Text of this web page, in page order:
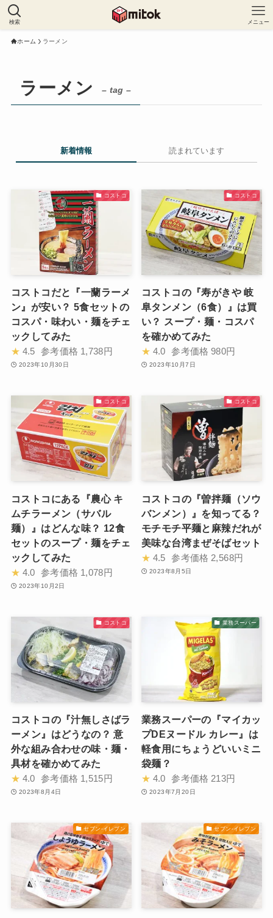
検索 メニュー
ホーム ラーメン
ラーメン – tag –
新着情報 読まれています
コストコ
コストコだと『一蘭ラーメ
ン』が安い？ 5食セットの
コスパ・味わい・麺をチェ
ックしてみた
★ 4.5 参考価格 1,738円
2023年10月30日
コストコ
コストコの『寿がきや 岐
阜タンメン（6食）』は買
い？ スープ・麺・コスパ
を確かめてみた
★ 4.0 参考価格 980円
2023年10月7日
コストコ
コストコにある『農心 キ
ムチラーメン（サバル
麺）』はどんな味？ 12食
セットのスープ・麺をチェ
ックしてみた
★ 4.0 参考価格 1,078円
2023年10月2日
コストコ
コストコの『曽拌麺（ソウ
バンメン）』を知ってる？
モチモチ平麺と麻辣だれが
美味な台湾まぜそばセット
★ 4.5 参考価格 2,568円
2023年8月5日
コストコ
コストコの『汁無しさばラ
ーメン』はどうなの？ 意
外な組み合わせの味・麺・
具材を確かめてみた
★ 4.0 参考価格 1,515円
2023年8月4日
業務スーパー
業務スーパーの『マイカッ
プDEヌードル カレー』は
軽食用にちょうどいいミニ
袋麺？
★ 4.0 参考価格 213円
2023年7月20日
セブン-イレブン セブン-イレブン